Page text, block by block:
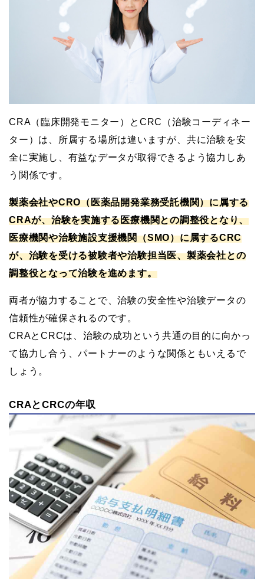
CRA（臨床開発モニター）とCRC（治験コーディネー
ター）は、所属する場所は違いますが、共に治験を安
全に実施し、有益なデータが取得できるよう協力しあ
う関係です。
製薬会社やCRO（医薬品開発業務受託機関）に属する
CRAが、治験を実施する医療機関との調整役となり、
医療機関や治験施設支援機関（SMO）に属するCRC
が、治験を受ける被験者や治験担当医、製薬会社との
調整役となって治験を進めます。
両者が協力することで、治験の安全性や治験データの
信頼性が確保されるのです。
CRAとCRCは、治験の成功という共通の目的に向かっ
て協力し合う、パートナーのような関係ともいえるで
しょう。
CRAとCRCの年収